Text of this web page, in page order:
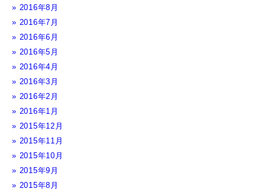
2016年8月
2016年7月
2016年6月
2016年5月
2016年4月
2016年3月
2016年2月
2016年1月
2015年12月
2015年11月
2015年10月
2015年9月
2015年8月